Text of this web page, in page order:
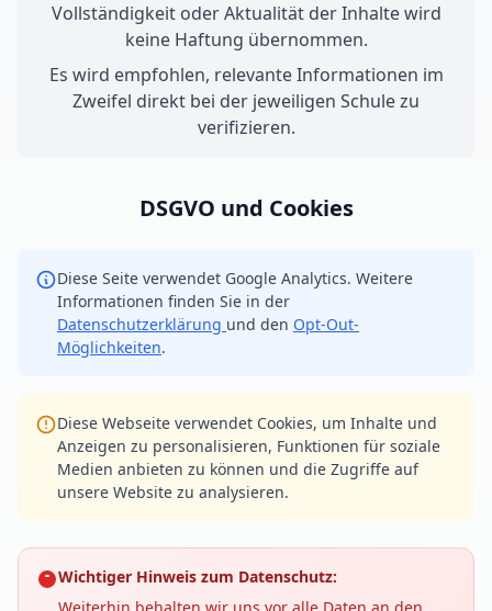
Vollständigkeit oder Aktualität der Inhalte wird
keine Haftung übernommen.
Es wird empfohlen, relevante Informationen im
Zweifel direkt bei der jeweiligen Schule zu
verifizieren.
DSGVO und Cookies
Diese Seite verwendet Google Analytics. Weitere
Informationen finden Sie in der
Datenschutzerklärung und den Opt-Out-
Möglichkeiten.
Diese Webseite verwendet Cookies, um Inhalte und
Anzeigen zu personalisieren, Funktionen für soziale
Medien anbieten zu können und die Zugriffe auf
unsere Website zu analysieren.
Wichtiger Hinweis zum Datenschutz: